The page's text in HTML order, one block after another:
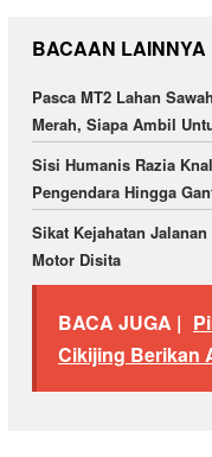
BACAAN LAINNYA
Pasca MT2 Lahan
Merah, Siapa Ambil
Sisi Humanis Razia
Pengendara Hingga
Sikat Kejahatan
Motor Disita
BACA JUGA |
Cikijing Berikan